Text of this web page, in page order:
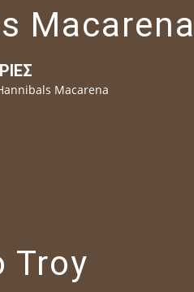
Macarena
Macarena
Troy